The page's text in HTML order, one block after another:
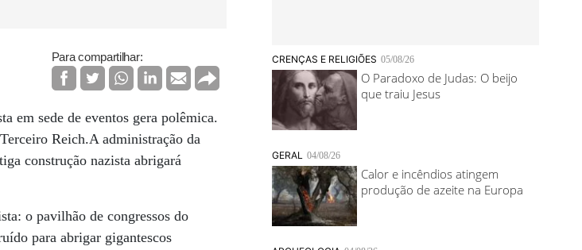
Para compartilhar:
em sede de eventos gera polêmica.
Reich.A administração da
construção nazista abrigará
o pavilhão de congressos do
para abrigar gigantescos